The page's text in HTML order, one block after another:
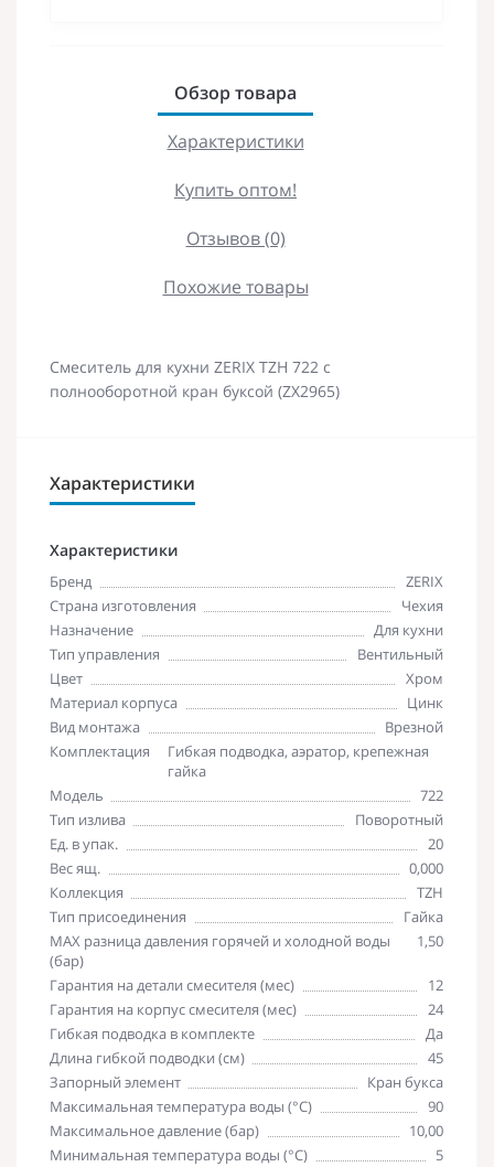
Обзор товара
Характеристики
Купить оптом!
Отзывов (0)
Похожие товары
Смеситель для кухни ZERIX TZH 722 с
полнооборотной кран буксой (ZX2965)
Характеристики
Характеристики
Бренд
ZERIX
Страна изготовления
Чехия
Назначение
Для кухни
Тип управления
Вентильный
Цвет
Хром
Материал корпуса
Цинк
Вид монтажа
Врезной
Комплектация
Гибкая подводка, аэратор, крепежная
гайка
Модель
722
Тип излива
Поворотный
Ед. в упак.
20
Вес ящ.
0,000
Коллекция
TZH
Тип присоединения
Гайка
MAX разница давления горячей и холодной воды
(бар)
1,50
Гарантия на детали смесителя (мес)
12
Гарантия на корпус смесителя (мес)
24
Гибкая подводка в комплекте
Да
Длина гибкой подводки (см)
45
Запорный элемент
Кран букса
Максимальная температура воды (°C)
90
Максимальное давление (бар)
10,00
Минимальная температура воды (°C)
5